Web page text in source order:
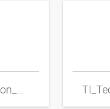
TI_Technical_Information_Metal_Hoses_ENxpdf